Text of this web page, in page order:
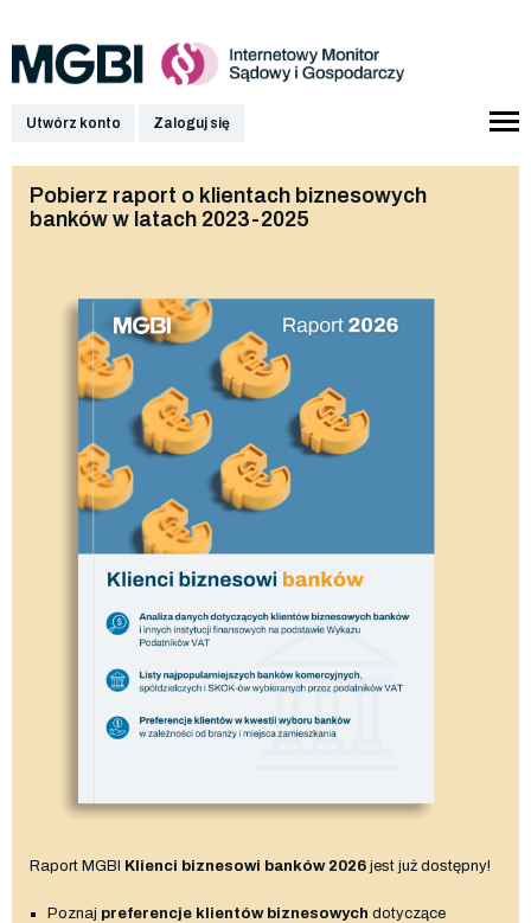
Utwórz konto Zaloguj się
Pobierz raport o klientach biznesowych
banków w latach 2023-2025
Raport MGBI Klienci biznesowi banków 2026 jest już dostępny!
Poznaj preferencje klientów biznesowych dotyczące